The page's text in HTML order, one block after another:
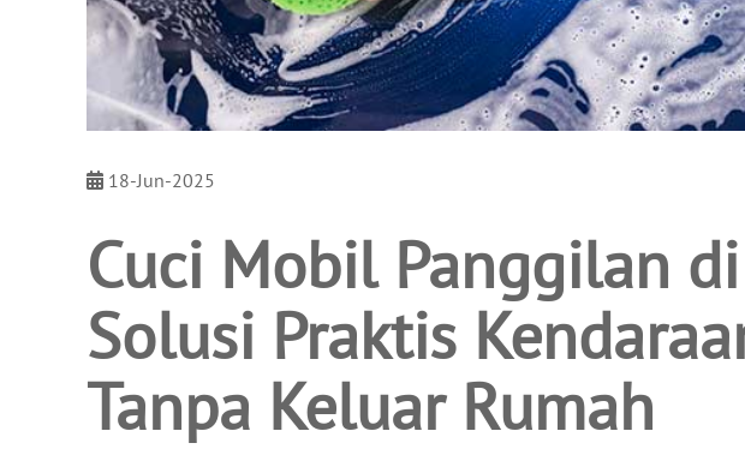
18-Jun-2025
Cuci Mobil Panggilan
Solusi Praktis
Tanpa Keluar Rumah